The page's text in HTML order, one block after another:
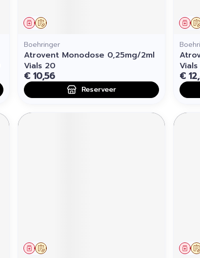
Op voorschrift
Geneesmiddel
Boehringer
Atrovent Monodose 0,25mg/2ml
Vials 20
€ 10,56
Reserveer
€
Op voorschrift
Geneesmiddel